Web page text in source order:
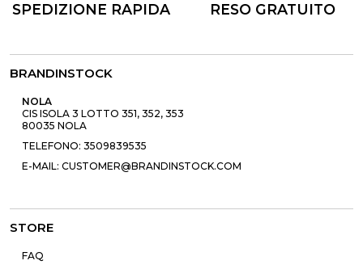
SPEDIZIONE RAPIDA RESO GRATUITO
BRANDINSTOCK
NOLA
CIS ISOLA 3 LOTTO 351, 352, 353
80035 NOLA
TELEFONO: 3509839535
E-MAIL: CUSTOMER@BRANDINSTOCK.COM
STORE
FAQ